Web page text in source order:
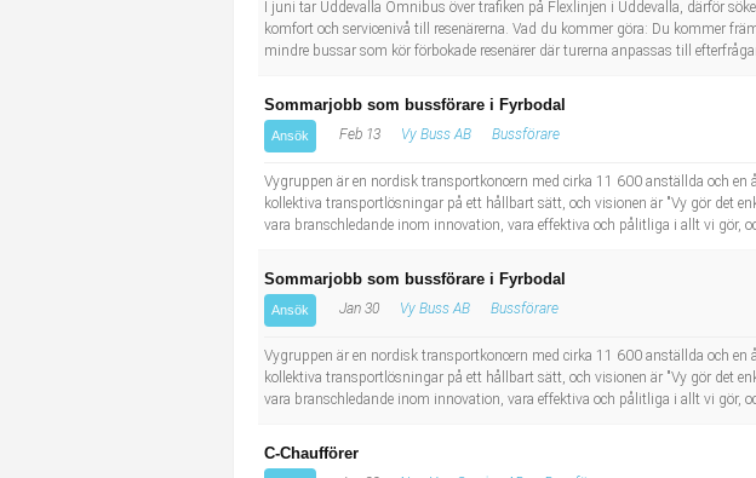
I juni tar Uddevalla Omnibus över trafiken på Flexlinjen i Uddevalla, därför
komfort och servicenivå till resenärerna. Vad du kommer göra: Du kommer
mindre bussar som kör förbokade resenärer där turerna anpassas till
Sommarjobb som bussförare i Fyrbodal
Ansök Feb 13 Vy Buss AB Bussförare
Vygruppen är en nordisk transportkoncern med cirka 11 600 anställda och
kollektiva transportlösningar på ett hållbart sätt, och visionen är "Vy gör det
vara branschledande inom innovation, vara effektiva och pålitliga i allt vi gör,
Sommarjobb som bussförare i Fyrbodal
Ansök Jan 30 Vy Buss AB Bussförare
Vygruppen är en nordisk transportkoncern med cirka 11 600 anställda och
kollektiva transportlösningar på ett hållbart sätt, och visionen är "Vy gör det
vara branschledande inom innovation, vara effektiva och pålitliga i allt vi gör,
C-Chaufförer